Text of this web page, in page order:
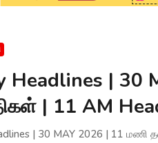
Headlines | 30
| 11 AM
| 30 MAY 2026 | 11 மணி